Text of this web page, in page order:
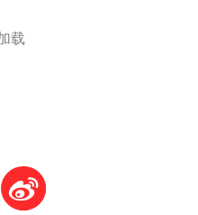
频聊天，沟通简单看得
载